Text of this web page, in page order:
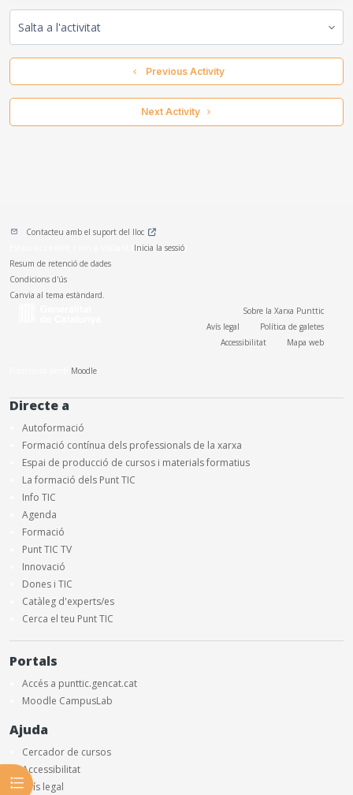
Obre l'índex del curs
  Previous Activity
Next Activity
Contacteu amb el suport del lloc
Inicia la sessió
Resum de retenció de dades
Condicions d'ús
Canvia al tema estàndard.
Sobre la Xarxa Punttic
Avís legal
Política de galetes
Accessibilitat
Mapa web
Moodle
Directe a
Autoformació
Formació contínua dels professionals de la xarxa
Espai de producció de cursos i materials formatius
La formació dels Punt TIC
Info TIC
Agenda
Formació
Punt TIC TV
Innovació
Dones i TIC
Catàleg d'experts/es
Cerca el teu Punt TIC
Portals
Accés a punttic.gencat.cat
Moodle CampusLab
Ajuda
Cercador de cursos
Accessibilitat
Avís legal